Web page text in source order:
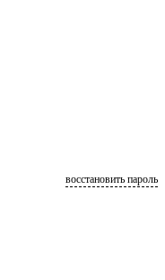
восстановить пароль